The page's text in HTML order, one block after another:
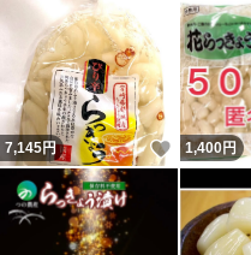
7,145円 いいね！
1,400円